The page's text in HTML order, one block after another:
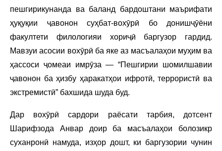
пешгирикунанда ва баланд бардоштани маърифати
ҳуқуқии ҷавонон суҳбат-вохӯрӣ бо донишҷӯёни
факултети филологияи хориҷӣ баргузор гардид.
Мавзуи асосии вохӯрӣ ба яке аз масъалаҳои муҳим ва
ҳассоси ҷомеаи имрӯза — “Пешгирии шомилшавии
ҷавонон ба ҳизбу ҳаракатҳои ифротӣ, террористӣ ва
экстремистӣ” бахшида шуда буд.
Дар вохӯрӣ сардори раёсати тарбия, дотсент
Шарифзода Анвар доир ба масъалаҳои болозикр
суханронӣ намуда, изҳор дошт, ки баргузории чунин